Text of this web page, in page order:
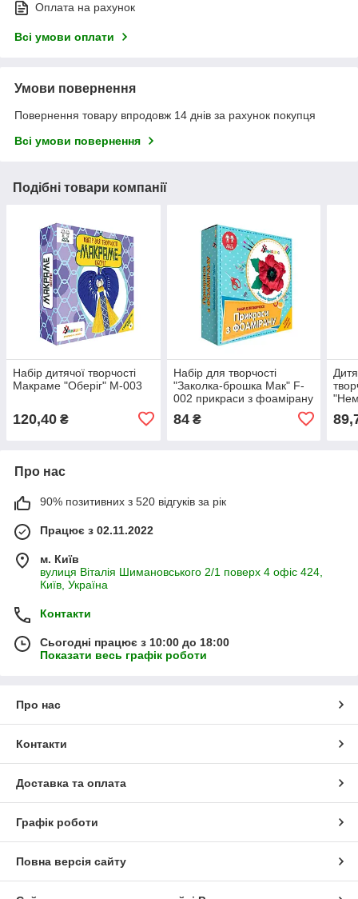
Оплата на рахунок
Всі умови оплати
Умови повернення
Повернення товару впродовж 14 днів за рахунок покупця
Всі умови повернення
Подібні товари компанії
Набір дитячої творчості
Макраме "Оберіг" М-003
120,40 ₴
Набір для творчості
"Заколка-брошка Мак" F-
002 прикраси з фоамірану
84₴
Про нас
90% позитивних з 520 відгуків за рік
Працює з 02.11.2022
м. Київ
вулиця Віталія Шимановського 2/1 поверх 4 офіс 424,
Київ, Україна
Контакти
Сьогодні працює з 10:00 до 18:00
Показати весь графік роботи
Про нас
Контакти
Доставка та оплата
Графік роботи
Повна версія сайту